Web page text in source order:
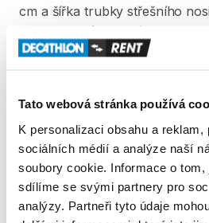
Tato webová stránka používá
K personalizaci obsahu a
sociálních médií a analýze naší
soubory cookie. Informace o tom,
sdílíme se svými partnery pro
analýzy. Partneři tyto údaje
cm a šířka trubky střešního
(viz schémata
produktu). Ověřte utažení
Produkt v obchodě
Pravidla Decathlon